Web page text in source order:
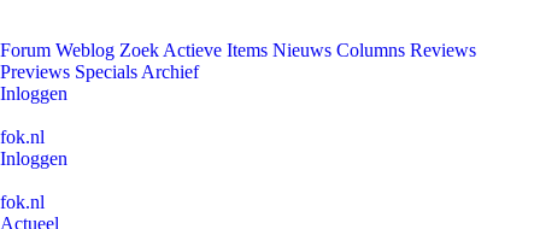
Forum Weblog Zoek Actieve Items Nieuws Columns Reviews
Previews Specials Archief
Inloggen
fok.nl
Inloggen
fok.nl
Actueel